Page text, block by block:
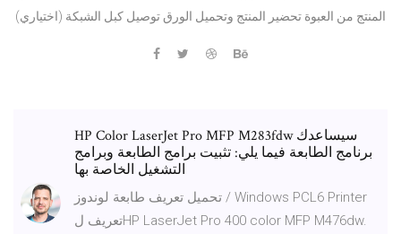
المنتج من العبوة تحضير المنتج وتحميل الورق توصيل كبل الشبكة (اختياري)
HP Color LaserJet Pro MFP M283fdw سيساعدك
برنامج الطابعة فيما يلي: تثبيت برامج الطابعة وبرامج
التشغيل الخاصة بها
تحميل تعريف طابعة لوندوز / Windows PCL6 Printer
تعريف لHP LaserJet Pro 400 color MFP M476dw.